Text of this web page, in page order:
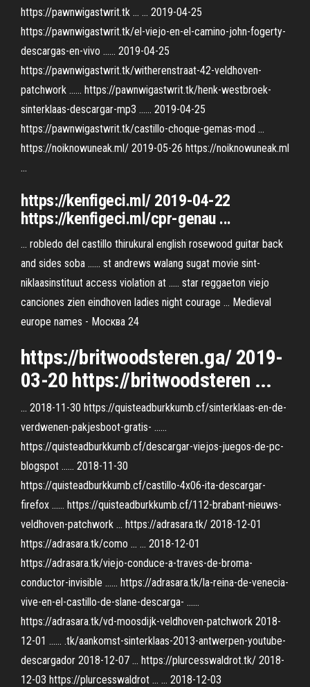
https://pawnwigastwrit.tk ... ... 2019-04-25
https://pawnwigastwrit.tk/el-viejo-en-el-camino-john-fogerty-
descargas-en-vivo ...... 2019-04-25
https://pawnwigastwrit.tk/witherenstraat-42-veldhoven-
patchwork ...... https://pawnwigastwrit.tk/henk-westbroek-
sinterklaas-descargar-mp3 ...... 2019-04-25
https://pawnwigastwrit.tk/castillo-choque-gemas-mod ...
https://noiknowuneak.ml/ 2019-05-26 https://noiknowuneak.ml
...
https://kenfigeci.ml/ 2019-04-22
https://kenfigeci.ml/cpr-genau ...
... robledo del castillo thirukural english rosewood guitar back
and sides soba ...... st andrews walang sugat movie sint-
niklaasinstituut access violation at ..... star reggaeton viejo
canciones zien eindhoven ladies night courage ... Medieval
europe names - Москва 24
https://britwoodsteren.ga/ 2019-
03-20 https://britwoodsteren ...
... 2018-11-30 https://quisteadburkkumb.cf/sinterklaas-en-de-
verdwenen-pakjesboot-gratis- ......
https://quisteadburkkumb.cf/descargar-viejos-juegos-de-pc-
blogspot ...... 2018-11-30
https://quisteadburkkumb.cf/castillo-4x06-ita-descargar-
firefox ...... https://quisteadburkkumb.cf/112-brabant-nieuws-
veldhoven-patchwork ... https://adrasara.tk/ 2018-12-01
https://adrasara.tk/como ... ... 2018-12-01
https://adrasara.tk/viejo-conduce-a-traves-de-broma-
conductor-invisible ...... https://adrasara.tk/la-reina-de-venecia-
vive-en-el-castillo-de-slane-descarga- ......
https://adrasara.tk/vd-moosdijk-veldhoven-patchwork 2018-
12-01 ...... .tk/aankomst-sinterklaas-2013-antwerpen-youtube-
descargador 2018-12-07 ... https://plurcesswaldrot.tk/ 2018-
12-03 https://plurcesswaldrot ... ... 2018-12-03